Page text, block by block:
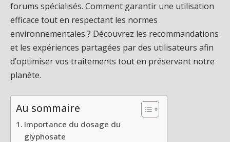
forums spécialisés. Comment garantir une utilisation
efficace tout en respectant les normes
environnementales ? Découvrez les recommandations
et les expériences partagées par des utilisateurs afin
d’optimiser vos traitements tout en préservant notre
planète.
Au sommaire
Importance du dosage du
glyphosate